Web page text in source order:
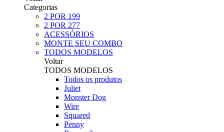
Categorias
2 POR 199
2 POR 277
ACESSÓRIOS
MONTE SEU COMBO
TODOS MODELOS
Voltar
TODOS MODELOS
Todos os produtos
Juliet
Monster Dog
Wire
Squared
Penny